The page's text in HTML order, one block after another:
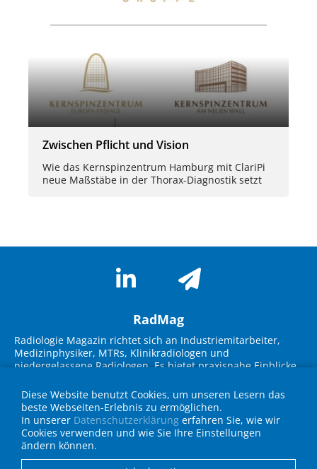
Zwischen Pflicht und Vision
Wie das Kernspinzentrum Hamburg mit ClariPi
neue Maßstäbe in der Thorax-Diagnostik setzt
RadMag
Radiologie Magazin richtet sich an Industriemitarbeiter,
Medizinphysiker, MTRs, Klinikradiologen und
niedergelassene Radiologen. Es bietet praxisnahe Einblicke
Lösungen. Im Fokus stehen Themen wie KI-Integration,
Workflow-Optimierung, strukturierte Befundung und
Strahlenschutz. Experteninterviews, Fallbeispiele und
Geräteübersichten unterstützen die Zielgruppe bei
Entscheidungen für die Praxis und fördern den
Diese Website benutzt Cookies, um unseren Lesern das
beste Webseiten-Erlebnis zu ermöglichen.
In unserer Datenschutzerklärung erfahren Sie, wie wir
Cookies verwenden und wie Sie Ihre Einstellungen
ändern können.